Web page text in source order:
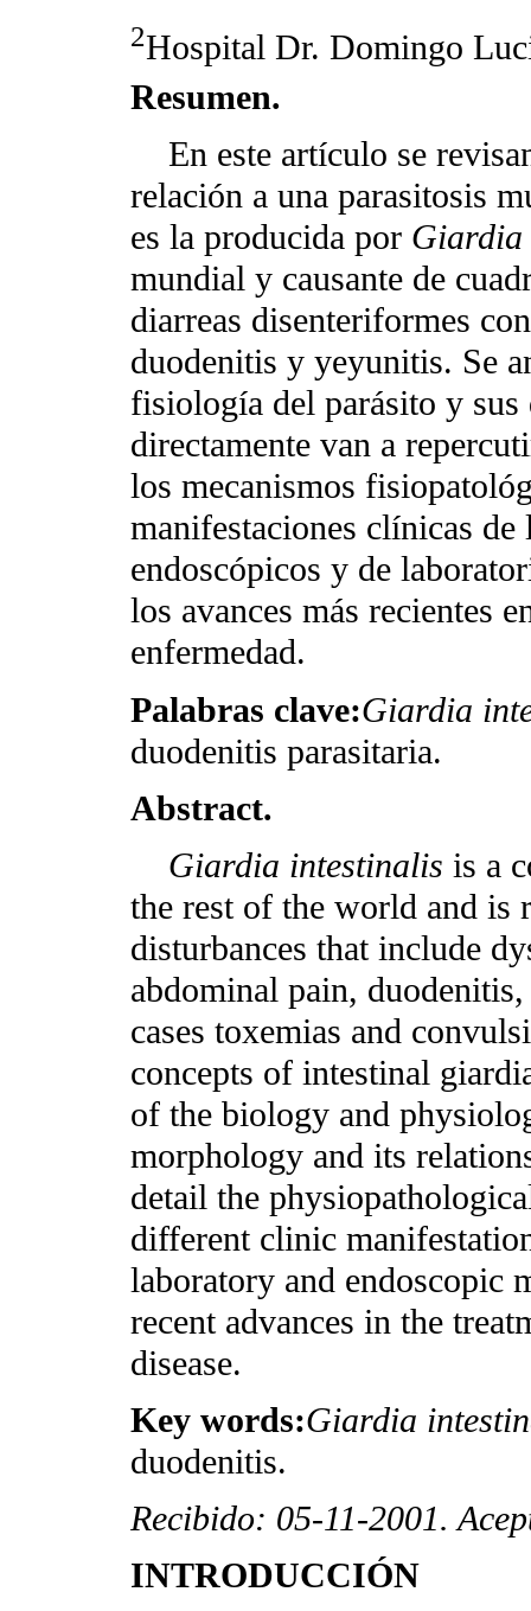
2Hospital Dr. Domingo
Resumen.
En este artículo se
relación a una parasitosis
es la producida por Giardia
mundial y causante de
diarreas disenteriformes
duodenitis y yeyunitis. Se
fisiología del parásito y
directamente van a
los mecanismos
manifestaciones clínicas
endoscópicos y de
los avances más recientes
enfermedad.
Palabras clave:Giardia
duodenitis parasitaria.
Abstract.
Giardia intestinalis is a
the rest of the world and is
disturbances that include
abdominal pain,
cases toxemias and
concepts of intestinal
of the biology and
morphology and its
detail the
different clinic
laboratory and endoscopic
recent advances in the
disease.
Key words:Giardia
duodenitis.
Recibido: 05-11-2001.
INTRODUCCIÓN